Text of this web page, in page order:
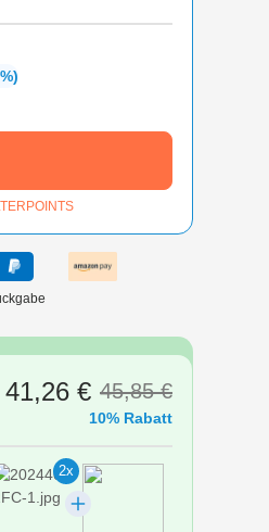
41,26 € 45,85 €
10% Rabatt
2x